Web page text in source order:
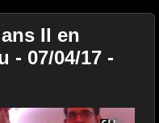
Il en
- 07/04/17 -